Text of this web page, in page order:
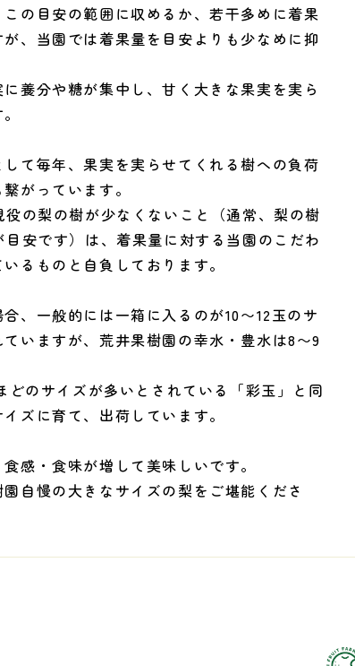
の目安の範囲に収めるか、若干多めに着果
、当園では着果量を目安よりも少なめに抑
養分や糖が集中し、甘く大きな果実を実ら
て毎年、果実を実らせてくれる樹への負荷
がっています。
の梨の樹が少なくないこと（通常、梨の樹
安です）は、着果量に対する当園のこだわ
るものと自負しております。
合、一般的には一箱に入るのが10〜12玉のサ
いますが、荒井果樹園の幸水・豊水は8〜9
どのサイズが多いとされている「彩玉」と同
ズに育て、出荷しています。
感・食味が増して美味しいです。
自慢の大きなサイズの梨をご堪能くださ